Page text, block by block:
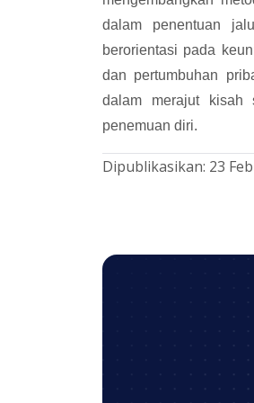
dalam penentuan
berorientasi pada
dan pertumbuhan
dalam merajut kisah
penemuan diri.
Dipublikasikan: 23